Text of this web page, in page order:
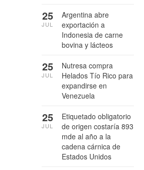
Argentina abre
exportación a
Indonesia de carne
bovina y lácteos
25
JUL
Nutresa compra
Helados Tío Rico para
expandirse en
Venezuela
25
JUL
Etiquetado obligatorio
de origen costaría 893
mde al año a la
cadena cárnica de
Estados Unidos
25
JUL